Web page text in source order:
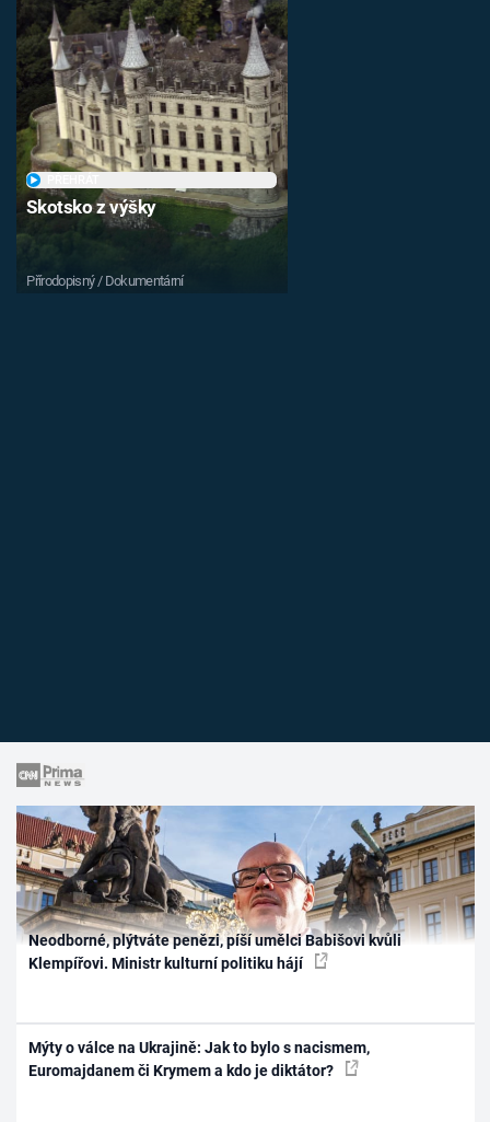
Skotsko z výšky
Přírodopisný / Dokumentární
Neodborné, plýtváte penězi, píší umělci Babišovi kvůli
Klempířovi. Ministr kulturní politiku hájí
Mýty o válce na Ukrajině: Jak to bylo s nacismem,
Euromajdanem či Krymem a kdo je diktátor?